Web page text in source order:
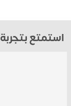
استمتع